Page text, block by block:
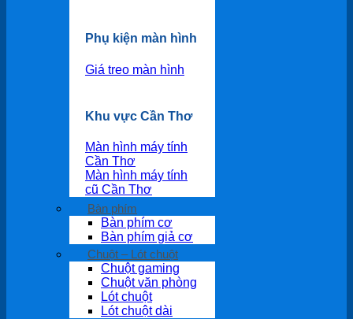
Phụ kiện màn hình
Giá treo màn hình
Khu vực Cần Thơ
Màn hình máy tính
Cần Thơ
Màn hình máy tính
cũ Cần Thơ
Bàn phím
Bàn phím cơ
Bàn phím giả cơ
Chuột – Lót chuột
Chuột gaming
Chuột văn phòng
Lót chuột
Lót chuột dài